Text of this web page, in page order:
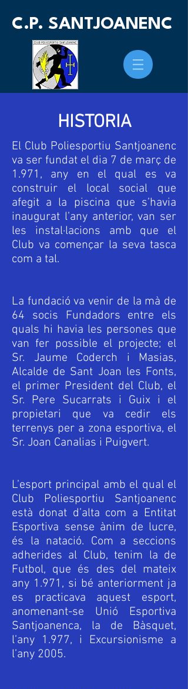
C.P. SANTJOANENC
HISTORIA
El Club Poliesportiu Santjoanenc
va ser fundat el dia 7 de març de
1.971, any en el qual es va
construir el local social que
afegit a la piscina que s’havia
inaugurat l’any anterior, van ser
les instal·lacions amb que el
Club va començar la seva tasca
com a tal.
La fundació va venir de la mà de
64 socis Fundadors entre els
quals hi havia les persones que
van fer possible el projecte; el
Sr. Jaume Coderch i Masias,
Alcalde de Sant Joan les Fonts,
el primer President del Club, el
Sr. Pere Sucarrats i Guix i el
propietari que va cedir els
terrenys per a zona esportiva, el
Sr. Joan Canalias i Puigvert.
L’esport principal amb el qual el
Club Poliesportiu Santjoanenc
està donat d’alta com a Entitat
Esportiva sense ànim de lucre,
és la natació. Com a seccions
adherides al Club, tenim la de
Futbol, que és des del mateix
any 1.971, si bé anteriorment ja
es practicava aquest esport,
anomenant-se Unió Esportiva
Santjoanenca, la de Bàsquet,
l’any 1.977, i Excursionisme a
l’any 2005.